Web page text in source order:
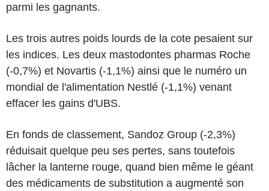
parmi les gagnants.
Les trois autres poids lourds de la cote pesaient sur
les indices. Les deux mastodontes pharmas Roche
(-0,7%) et Novartis (-1,1%) ainsi que le numéro un
mondial de l'alimentation Nestlé (-1,1%) venant
effacer les gains d'UBS.
En fonds de classement, Sandoz Group (-2,3%)
réduisait quelque peu ses pertes, sans toutefois
lâcher la lanterne rouge, quand bien même le géant
des médicaments de substitution a augmenté son